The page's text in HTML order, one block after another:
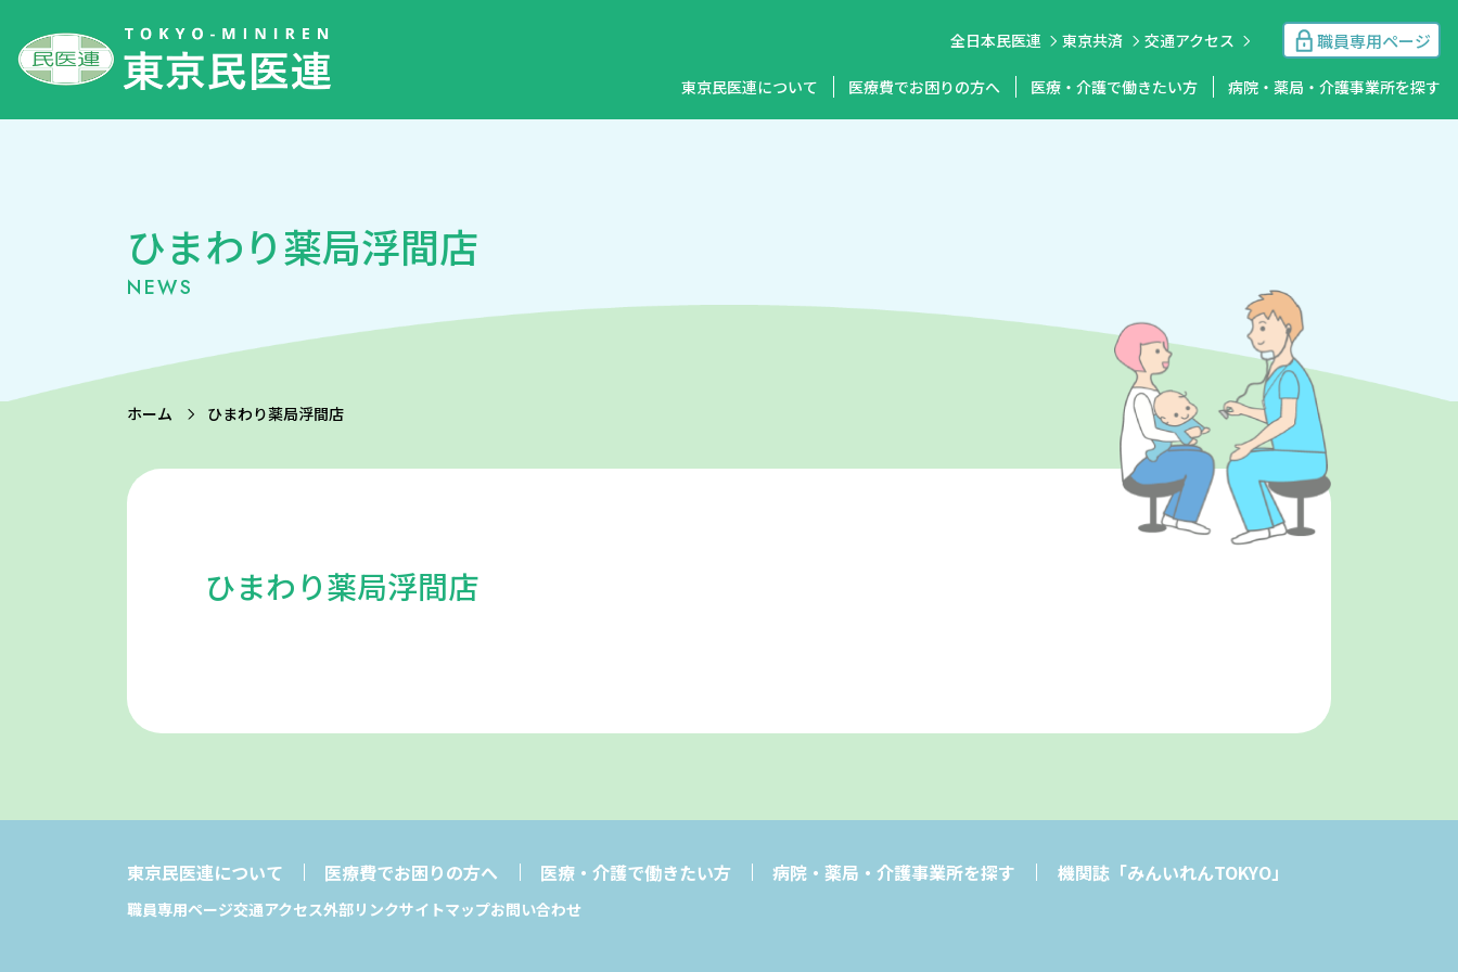
全日本民医連 東京共済 交通アクセス 職員専用ページ
東京民医連について 医療費でお困りの方へ 医療・介護で働きたい方 病院・薬局・介護事業所を探す
ひまわり薬局浮間店
NEWS
ホーム ひまわり薬局浮間店
ひまわり薬局浮間店
東京民医連について 医療費でお困りの方へ 医療・介護で働きたい方 病院・薬局・介護事業所を探す 機関誌「みんいれんTOKYO」
職員専用ページ交通アクセス外部リンクサイトマップお問い合わせ